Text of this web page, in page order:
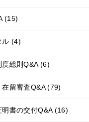
(15)
ル (4)
総則Q&A (6)
留審査Q&A (79)
書の交付Q&A (16)